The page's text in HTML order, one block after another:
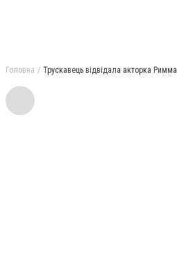
Головна Трускавець відвідала акторка